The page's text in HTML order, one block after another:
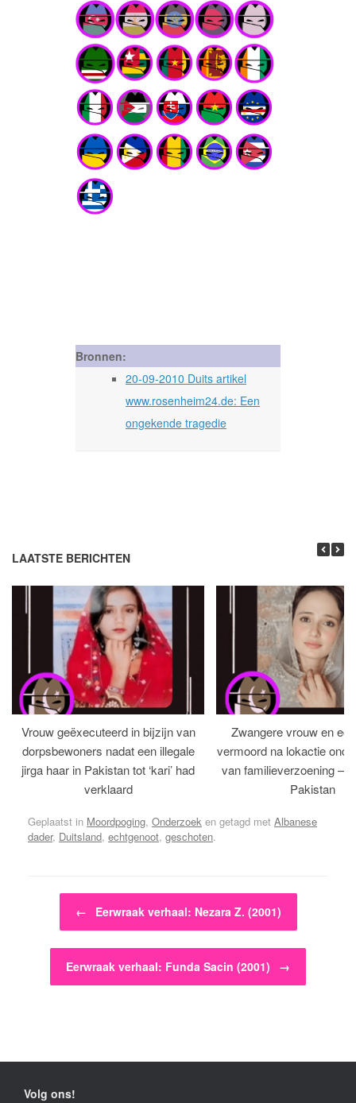
Bronnen:
20-09-2010 Duits artikel
www.rosenheim24.de: Een
ongekende tragedie
LAATSTE BERICHTEN
Vrouw geëxecuteerd in bijzijn van
dorpsbewoners nadat een illegale
jirga haar in Pakistan tot ‘kari’ had
verklaard
Zwangere vrouw en
vermoord na lokactie
van familieverzoening –
Pakistan
Geplaatst in Moordpoging, Onderzoek en getagd met Albanese
dader, Duitsland, echtgenoot, geschoten.
Bericht navigatie
← Eerwraak verhaal: Nezara Z. (2001)
Eerwraak verhaal: Funda Sacin (2001) →
Volg ons!